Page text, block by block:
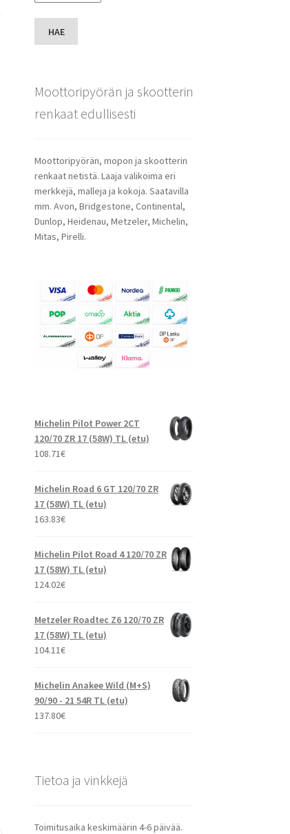
HAE
Moottoripyörän ja skootterin
renkaat edullisesti
Moottoripyörän, mopon ja skootterin
renkaat netistä. Laaja valikoima eri
merkkejä, malleja ja kokoja. Saatavilla
mm. Avon, Bridgestone, Continental,
Dunlop, Heidenau, Metzeler, Michelin,
Mitas, Pirelli.
Michelin Pilot Power 2CT
120/70 ZR 17 (58W) TL (etu)
108.71€
Michelin Road 6 GT 120/70 ZR
17 (58W) TL (etu)
163.83€
Michelin Pilot Road 4 120/70 ZR
17 (58W) TL (etu)
124.02€
Metzeler Roadtec Z6 120/70 ZR
17 (58W) TL (etu)
104.11€
Michelin Anakee Wild (M+S)
90/90 - 21 54R TL (etu)
137.80€
Tietoa ja vinkkejä
Toimitusaika keskimäärin 4-6 päivää.